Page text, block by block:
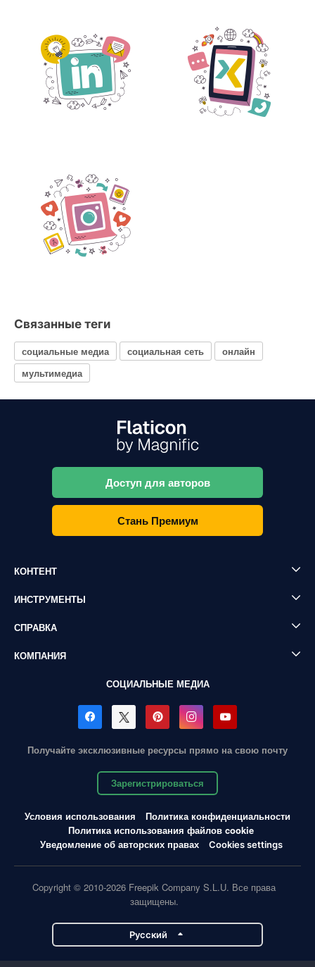
Связанные теги
социальные медиа социальная сеть
онлайн
мультимедиа
Доступ для авторов
Стань Премиум
КОНТЕНТ
ИНСТРУМЕНТЫ
СПРАВКА
КОМПАНИЯ
СОЦИАЛЬНЫЕ МЕДИА
Получайте эксклюзивные ресурсы прямо на свою почту
Зарегистрироваться
Условия использования
Политика конфиденциальности
Политика использования файлов cookie
Уведомление об авторских правах
Cookies settings
Copyright © 2010-2026 Freepik Company S.L.U. Все права
защищены.
Pусский